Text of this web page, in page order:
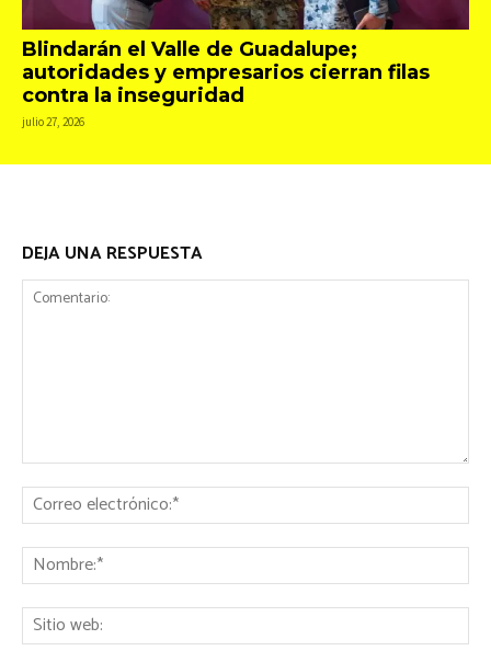
Blindarán el Valle de Guadalupe;
autoridades y empresarios cierran filas
contra la inseguridad
julio 27, 2026
DEJA UNA RESPUESTA